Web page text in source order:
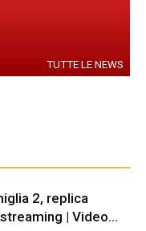
TUTTE LE NEWS
2, replica
| Video...